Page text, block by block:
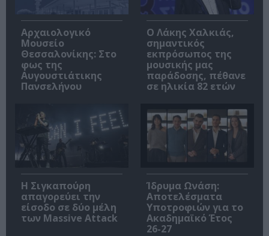
Αρχαιολογικό
Μουσείο
Θεσσαλονίκης: Στο
φως της
Αυγουστιάτικης
Πανσελήνου
Ο Λάκης Χαλκιάς,
σημαντικός
εκπρόσωπος της
μουσικής μας
παράδοσης, πέθανε
σε ηλικία 82 ετών
Η Σιγκαπούρη
απαγορεύει την
είσοδο σε δύο μέλη
των Massive Attack
Ίδρυμα Ωνάση:
Αποτελέσματα
Υποτροφιών για το
Ακαδημαϊκό Έτος
26-27